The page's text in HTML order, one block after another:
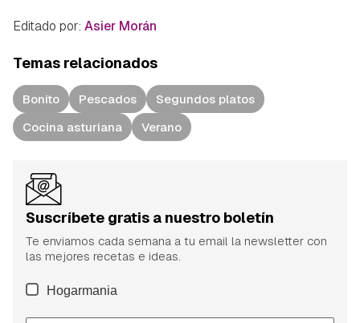
Editado por: Asier Morán
Temas relacionados
Bonito Pescados
Segundos platos
Cocina asturiana
Verano
Suscríbete gratis a nuestro boletín
Te enviamos cada semana a tu email la newsletter con
las mejores recetas e ideas.
Hogarmania